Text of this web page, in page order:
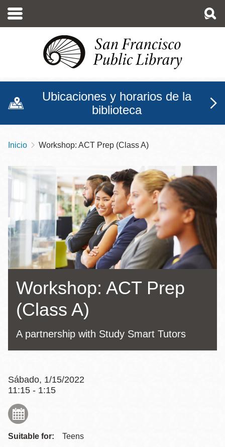
contenido
Ubicaciones y horarios de la
biblioteca
Sobrescribir
enlaces
de
ayuda
a
la
navegación
Inicio Workshop: ACT Prep (Class A)
Workshop: ACT Prep
(Class A)
A partnership with Study Smart Tutors
Sábado, 1/15/2022
11:15 - 1:15
Suitable for: Teens